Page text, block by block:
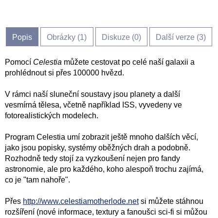
Popis Obrázky (1) Diskuze (0) Další verze (3)
Pomocí Celestia můžete cestovat po celé naší galaxii a
prohlédnout si přes 100000 hvězd.
V rámci naší sluneční soustavy jsou planety a další
vesmírná tělesa, včetně například ISS, vyvedeny ve
fotorealistických modelech.
Program Celestia umí zobrazit ještě mnoho dalších věcí,
jako jsou popisky, systémy oběžných drah a podobně.
Rozhodně tedy stojí za vyzkoušení nejen pro fandy
astronomie, ale pro každého, koho alespoň trochu zajímá,
co je "tam nahoře".
Přes http://www.celestiamotherlode.netsi můžete stáhnou
rozšíření (nové informace, textury a fanoušci sci-fi si můžou